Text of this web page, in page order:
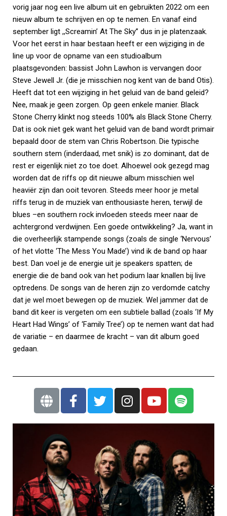
vorig jaar nog een live album uit en gebruikten 2022 om een
nieuw album te schrijven en op te nemen. En vanaf eind
september ligt ,,Screamin’ At The Sky’’ dus in je platenzaak.
Voor het eerst in haar bestaan heeft er een wijziging in de
line up voor de opname van een studioalbum
plaatsgevonden: bassist John Lawhon is vervangen door
Steve Jewell Jr. (die je misschien nog kent van de band Otis).
Heeft dat tot een wijziging in het geluid van de band geleid?
Nee, maak je geen zorgen. Op geen enkele manier. Black
Stone Cherry klinkt nog steeds 100% als Black Stone Cherry.
Dat is ook niet gek want het geluid van de band wordt primair
bepaald door de stem van Chris Robertson. Die typische
southern stem (inderdaad, met snik) is zo dominant, dat de
rest er eigenlijk niet zo toe doet. Alhoewel ook gezegd mag
worden dat de riffs op dit nieuwe album misschien wel
heaviër zijn dan ooit tevoren. Steeds meer hoor je metal
riffs terug in de muziek van enthousiaste heren, terwijl de
blues –en southern rock invloeden steeds meer naar de
achtergrond verdwijnen. Een goede ontwikkeling? Ja, want in
die overheerlijk stampende songs (zoals de single ‘Nervous’
of het vlotte ‘The Mess You Made’) vind ik de band op haar
best. Dan voel je de energie uit je speakers spatten; de
energie die de band ook van het podium laar knallen bij live
optredens. De songs van de heren zijn zo verdomde catchy
dat je wel moet bewegen op de muziek. Wel jammer dat de
band dit keer is vergeten om een subtiele ballad (zoals ‘If My
Heart Had Wings’ of ‘Family Tree’) op te nemen want dat had
de variatie – en daarmee de kracht – van dit album goed
gedaan.